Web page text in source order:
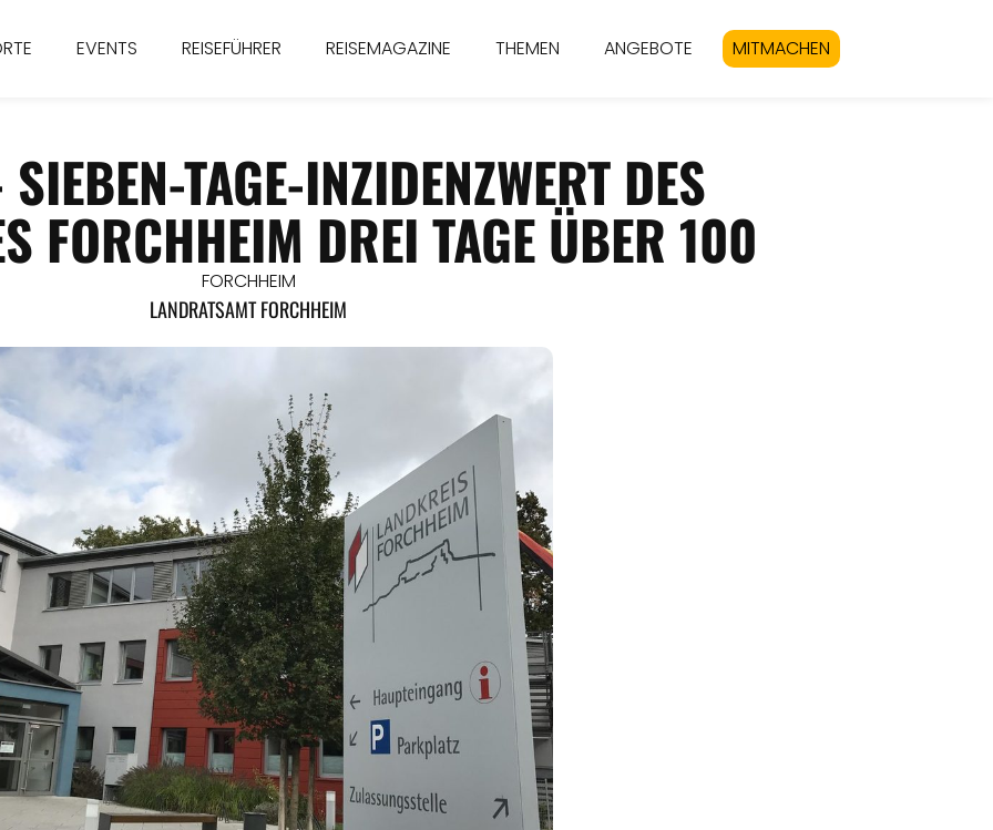
EVENTS REISEFÜHRER REISEMAGAZINE THEMEN ANGEBOTE MITMACHEN
TAGE-INZIDENZWERT DES
FORCHHEIM DREI TAGE ÜBER 100
FORCHHEIM
LANDRATSAMT FORCHHEIM